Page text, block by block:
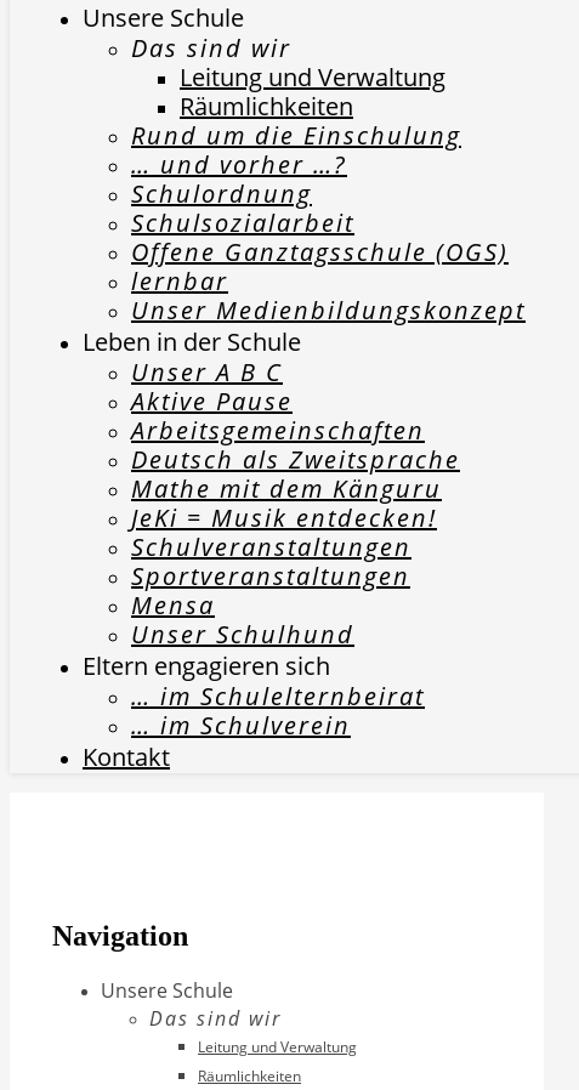
Unsere Schule
Das sind wir
Leitung und Verwaltung
Räumlichkeiten
Rund um die Einschulung
… und vorher …?
Schulordnung
Schulsozialarbeit
Offene Ganztagsschule (OGS)
lernbar
Unser Medienbildungskonzept
Leben in der Schule
Unser A B C
Aktive Pause
Arbeitsgemeinschaften
Deutsch als Zweitsprache
Mathe mit dem Känguru
JeKi = Musik entdecken!
Schulveranstaltungen
Sportveranstaltungen
Mensa
Unser Schulhund
Eltern engagieren sich
… im Schulelternbeirat
… im Schulverein
Kontakt
Navigation
Unsere Schule
Das sind wir
Leitung und Verwaltung
Räumlichkeiten